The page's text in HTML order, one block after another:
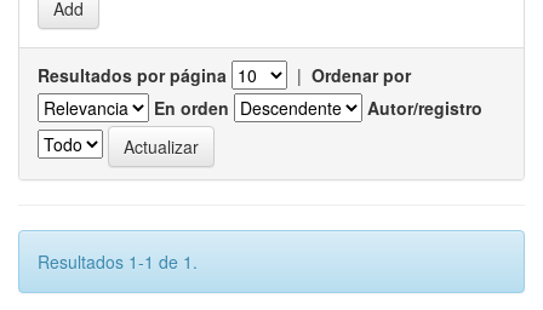
Resultados por página | Ordenar por
En orden
Autor/registro
Resultados 1-1 de 1.